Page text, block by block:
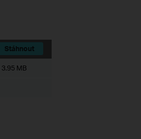
Stáhnout
3.95 MB